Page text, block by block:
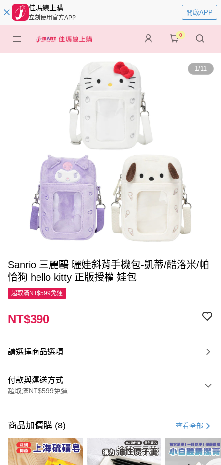
佳瑪線上購
立刻使用官方APP
開啟APP
0
1/11
Sanrio 三麗鷗 曬娃斜背手機包-凱蒂/酷洛米/帕
恰狗 hello kitty 正版授權 娃包
超取滿NT$599免運
NT$390
請選擇商品選項
付款與運送方式
超取滿NT$599免運
信用卡一次付款
超商取貨付款
LINE Pay
商品加價購 (8) 查看全部